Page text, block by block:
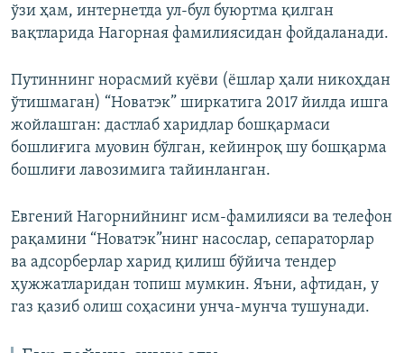
ўзи ҳам, интернетда ул-бул буюртма қилган
вақтларида Нагорная фамилиясидан фойдаланади.
Путиннинг норасмий куёви (ёшлар ҳали никоҳдан
ўтишмаган) “Новатэк” ширкатига 2017 йилда ишга
жойлашган: дастлаб харидлар бошқармаси
бошлиғига муовин бўлган, кейинроқ шу бошқарма
бошлиғи лавозимига тайинланган.
Евгений Нагорнийнинг исм-фамилияси ва телефон
рақамини “Новатэк”нинг насослар, сепараторлар
ва адсорберлар харид қилиш бўйича тендер
ҳужжатларидан топиш мумкин. Яъни, афтидан, у
газ қазиб олиш соҳасини унча-мунча тушунади.